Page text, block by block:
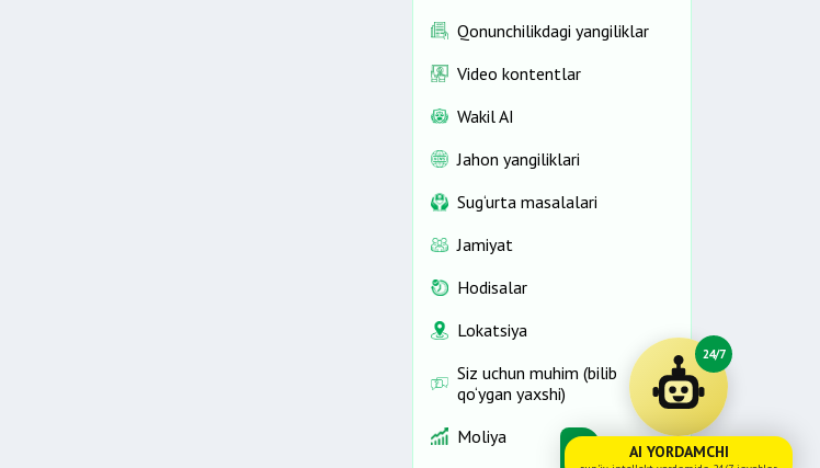
Qonunchilikdagi yangiliklar
Video kontentlar
Wakil AI
Jahon yangiliklari
Sug‘urta masalalari
Jamiyat
Hodisalar
Lokatsiya
Siz uchun muhim (bilib
qo‘ygan yaxshi)
Moliya
24/7
AI YORDAMCHI